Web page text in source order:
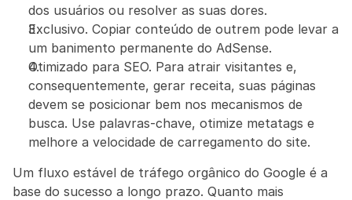
dos usuários ou resolver as suas dores.
Exclusivo. Copiar conteúdo de outrem pode levar a
um banimento permanente do AdSense.
Otimizado para SEO. Para atrair visitantes e,
consequentemente, gerar receita, suas páginas
devem se posicionar bem nos mecanismos de
busca. Use palavras-chave, otimize metatags e
melhore a velocidade de carregamento do site.
Um fluxo estável de tráfego orgânico do Google é a
base do sucesso a longo prazo. Quanto mais